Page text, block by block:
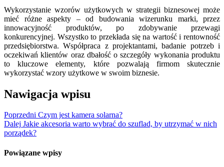
Wykorzystanie wzorów użytkowych w strategii biznesowej może
mieć różne aspekty – od budowania wizerunku marki, przez
innowacyjność produktów, po zdobywanie przewagi
konkurencyjnej. Wszystko to przekłada się na wartość i rentowność
przedsiębiorstwa. Współpraca z projektantami, badanie potrzeb i
oczekiwań klientów oraz dbałość o szczegóły wykonania produktu
to kluczowe elementy, które pozwalają firmom skutecznie
wykorzystać wzory użytkowe w swoim biznesie.
Nawigacja wpisu
Poprzedni Czym jest kamera solarna?
Dalej Jakie akcesoria warto wybrać do szuflad, by utrzymać w nich
porządek?
Powiązane wpisy